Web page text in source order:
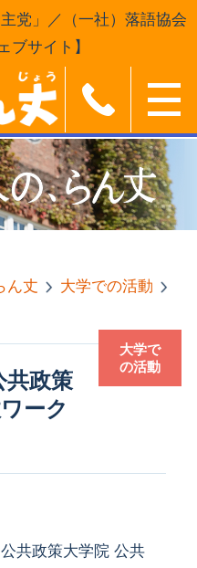
党」／（一社）落語協会
サイト】
ん丈
大学での活動
ーク
大学で
の活動
共政策大学院 公共